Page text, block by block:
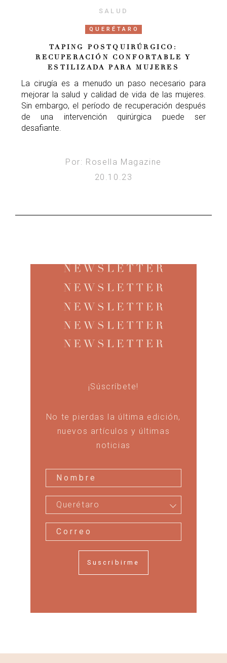
SALUD
QUERÉTARO
TAPING POSTQUIRÚRGICO:
RECUPERACIÓN CONFORTABLE Y
ESTILIZADA PARA MUJERES
La cirugía es a menudo un paso necesario para
mejorar la salud y calidad de vida de las mujeres.
Sin embargo, el período de recuperación después
de una intervención quirúrgica puede ser
desafiante.
Por: Rosella Magazine
20.10.23
¡Súscríbete!
No te pierdas la última edición,
nuevos artículos y últimas
noticias
Querétaro
Suscribirme